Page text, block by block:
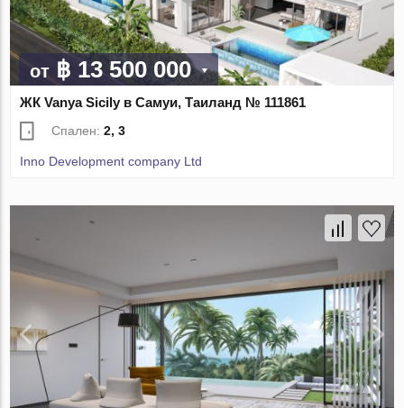
от ฿ 13 500 000
ЖК Vanya Sicily в Самуи, Таиланд № 111861
Спален:2, 3
Inno Development company Ltd